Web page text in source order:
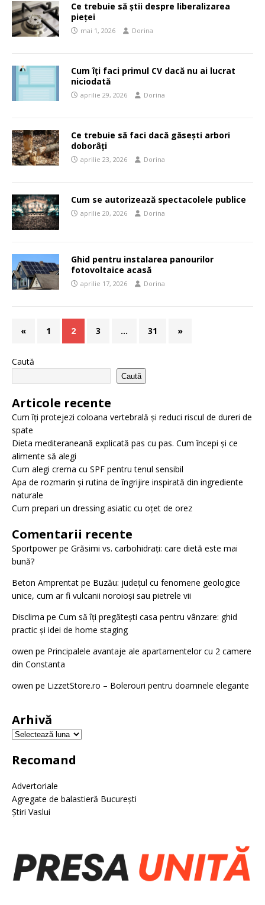
Ce trebuie să știi despre liberalizarea
pieței
mai 1, 2026 Dorina
Cum îți faci primul CV dacă nu ai lucrat
niciodată
aprilie 29, 2026 Dorina
Ce trebuie să faci dacă găsești arbori
doborâți
aprilie 23, 2026 Dorina
Cum se autorizează spectacolele publice
aprilie 20, 2026 Dorina
Ghid pentru instalarea panourilor
fotovoltaice acasă
aprilie 17, 2026 Dorina
« 1 2 3 … 31 »
Caută
Caută
Articole recente
Cum îți protejezi coloana vertebrală și reduci riscul de dureri de
spate
Dieta mediteraneană explicată pas cu pas. Cum începi și ce
alimente să alegi
Cum alegi crema cu SPF pentru tenul sensibil
Apa de rozmarin și rutina de îngrijire inspirată din ingrediente
naturale
Cum prepari un dressing asiatic cu oțet de orez
Comentarii recente
Sportpowerpe Grăsimi vs. carbohidrați: care dietă este mai
bună?
Beton Amprentat pe Buzău: județul cu fenomene geologice
unice, cum ar fi vulcanii noroioși sau pietrele vii
Disclima pe Cum să îți pregătești casa pentru vânzare: ghid
practic și idei de home staging
owen pe Principalele avantaje ale apartamentelor cu 2 camere
din Constanta
owen pe LizzetStore.ro – Bolerouri pentru doamnele elegante
Arhivă
Recomand
Advertoriale
Agregate de balastieră București
Știri Vaslui